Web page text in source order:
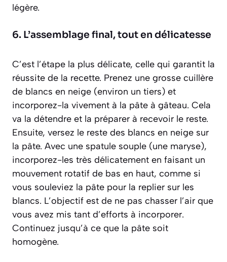
légère.
6. L’assemblage final, tout en délicatesse
C’est l’étape la plus délicate, celle qui garantit la
réussite de la recette. Prenez une grosse cuillère
de blancs en neige (environ un tiers) et
incorporez-la vivement à la pâte à gâteau. Cela
va la détendre et la préparer à recevoir le reste.
Ensuite, versez le reste des blancs en neige sur
la pâte. Avec une spatule souple (une maryse),
incorporez-les très délicatement en faisant un
mouvement rotatif de bas en haut, comme si
vous souleviez la pâte pour la replier sur les
blancs. L’objectif est de ne pas chasser l’air que
vous avez mis tant d’efforts à incorporer.
Continuez jusqu’à ce que la pâte soit
homogène.